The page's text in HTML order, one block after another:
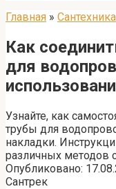
Главная » Сантехника
Как
для
Узнайте, как
трубы для
накладки.
различных методов
Опубликовано:
Сантрек